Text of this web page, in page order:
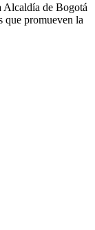
Alcaldía de Bogotá
que promueven la